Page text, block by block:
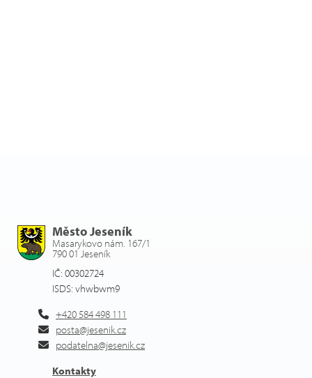
Město Jeseník
Masarykovo nám. 167/1
790 01 Jeseník
IČ: 00302724
ISDS: vhwbwm9
+420 584 498 111
posta@jesenik.cz
podatelna@jesenik.cz
Kontakty